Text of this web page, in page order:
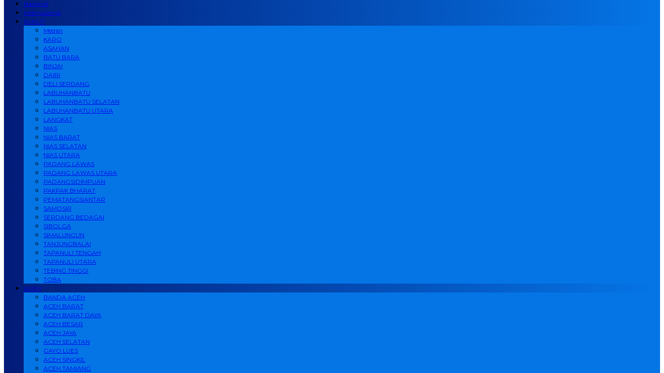
Nasional
Internasional
SUMUT
Medan
KARO
ASAHAN
BATU BARA
BINJAI
DAIRI
DELI SERDANG
LABUHANBATU
LABUHANBATU SELATAN
LABUHANBATU UTARA
LANGKAT
NIAS
NIAS BARAT
NIAS SELATAN
NIAS UTARA
PADANG LAWAS
PADANG LAWAS UTARA
PADANGSIDIMPUAN
PAKPAK BHARAT
PEMATANGSIANTAR
SAMOSIR
SERDANG BEDAGAI
SIBOLGA
SIMALUNGUN
TANJUNGBALAI
TAPANULI TENGAH
TAPANULI UTARA
TEBING TINGGI
TOBA
ACEH
BANDA ACEH
ACEH BARAT
ACEH BARAT DAYA
ACEH BESAR
ACEH JAYA
ACEH SELATAN
GAYO LUES
ACEH SINGKIL
ACEH TAMIANG